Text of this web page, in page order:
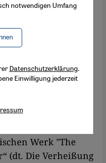
Foto:
Werk "The
(dt. Die Verheißung
notwendigen Umfang
Datenschutzerklärung.
Einwilligung jederzeit